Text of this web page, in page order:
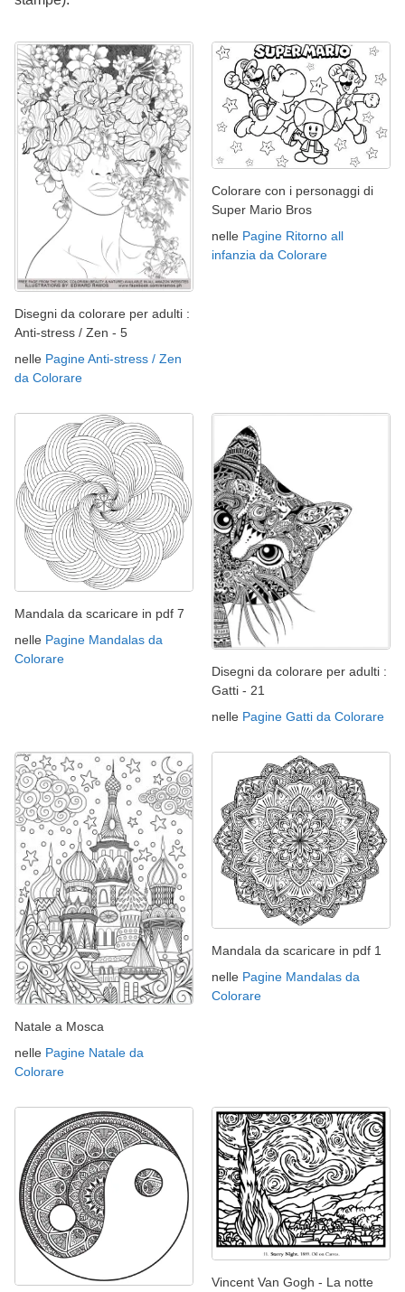
Disegni da colorare per adulti :
Anti-stress / Zen - 5
nelle Pagine Anti-stress / Zen
da Colorare
Colorare con i personaggi di
Super Mario Bros
nelle Pagine Ritorno all
infanzia da Colorare
Mandala da scaricare in pdf 7
nelle Pagine Mandalas da
Colorare
Disegni da colorare per adulti :
Gatti - 21
nelle Pagine Gatti da Colorare
Natale a Mosca
nelle Pagine Natale da
Colorare
Mandala da scaricare in pdf 1
nelle Pagine Mandalas da
Colorare
Vincent Van Gogh - La notte